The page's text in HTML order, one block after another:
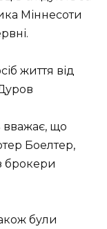
Міннесоти
життя від
що
Боелтер,
брокери
були